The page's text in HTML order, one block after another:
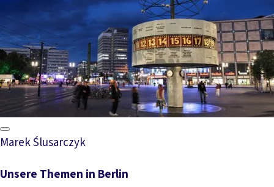
Marek Ślusarczyk
Unsere Themen in Berlin